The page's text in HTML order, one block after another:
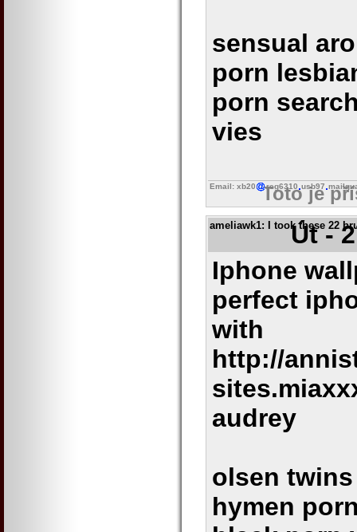
sensual
porn
porn
vies
Email: xb20 reg6310 usb97
Toto je
ameliawk1: I took these 22
Út -
Iphone
perfect
with
http://
audrey
olsen
hymen